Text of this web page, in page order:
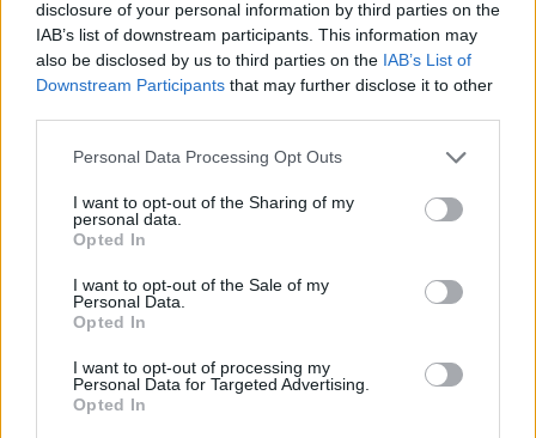
disclosure of your personal information by third parties on the
IAB’s list of downstream participants. This information may
also be disclosed by us to third parties on the IAB’s List of
Downstream Participants that may further disclose it to other
Personal Data Processing Opt Outs
I want to opt-out of the Sharing of my
personal data.
Opted In
I want to opt-out of the Sale of my
Personal Data.
Opted In
I want to opt-out of processing my
Personal Data for Targeted Advertising.
Opted In
Στις πολιτιστικές δράσεις του Ξενώνα Ραψάνης ο
Δ. Κουρέτας
10.08.2026 - 08.59